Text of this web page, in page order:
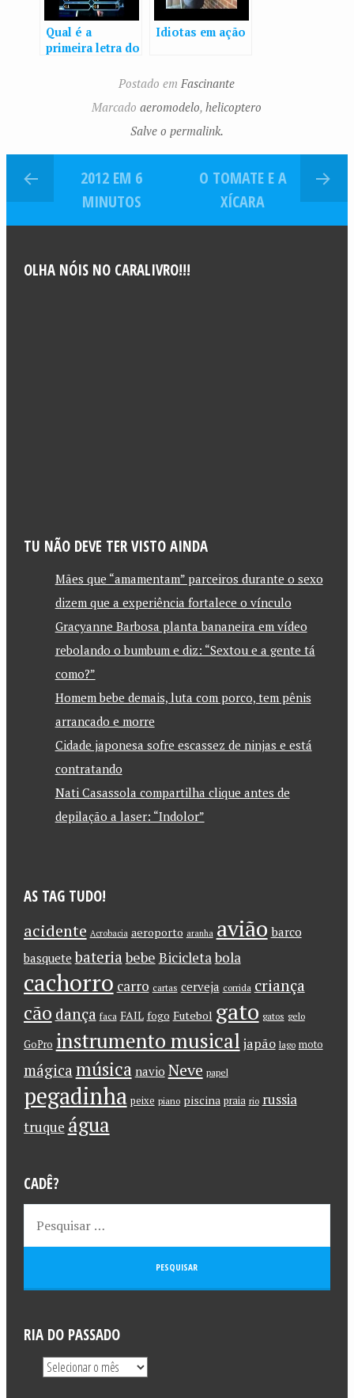
Qual é a
primeira letra do
Idiotas em ação
Postado emFascinante
Marcadoaeromodelo,helicoptero
Salve o permalink.
2012 EM 6
MINUTOS
O TOMATE E A
XÍCARA
OLHA NÓIS NO CARALIVRO!!!
TU NÃO DEVE TER VISTO AINDA
Mães que “amamentam” parceiros durante o sexo
dizem que a experiência fortalece o vínculo
Gracyanne Barbosa planta bananeira em vídeo
rebolando o bumbum e diz: “Sextou e a gente tá
como?”
Homem bebe demais, luta com porco, tem pênis
arrancado e morre
Cidade japonesa sofre escassez de ninjas e está
contratando
Nati Casassola compartilha clique antes de
depilação a laser: “Indolor”
AS TAG TUDO!
acidente Acrobacia aeroporto aranha avião barco
basquete bateriabebe Bicicletabola
cachorro carro cartas cerveja corrida criança
cão dança faca FAIL fogo Futebol gato gatos gelo
GoPro instrumento musical japão lago moto
mágica música navio Neve papel
pegadinha peixe piano piscina praia rio russia
truque água
CADÊ?
RIA DO PASSADO